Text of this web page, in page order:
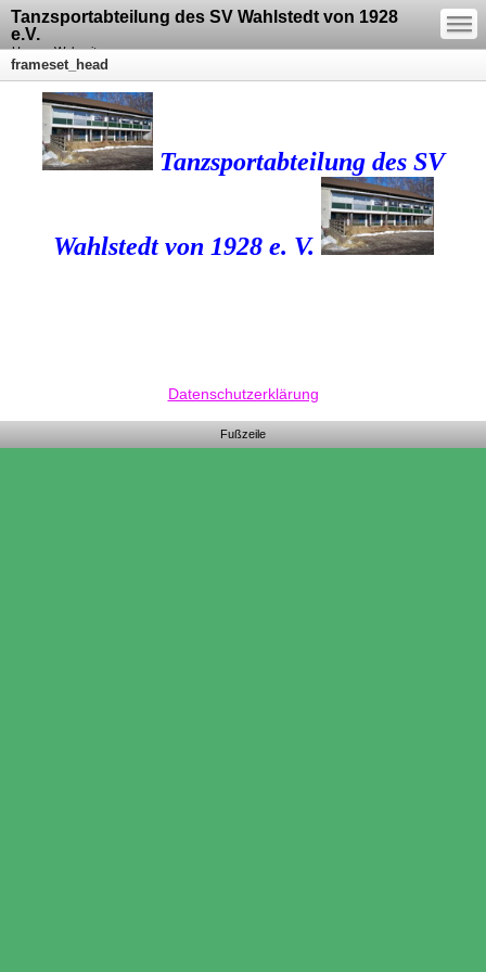
Tanzsportabteilung des SV Wahlstedt von 1928
e.V.
Unsere Webseite
—
—
—
frameset_head
Tanzsportabteilung des SV
Wahlstedt von 1928 e. V.
Datenschutzerklärung
Fußzeile